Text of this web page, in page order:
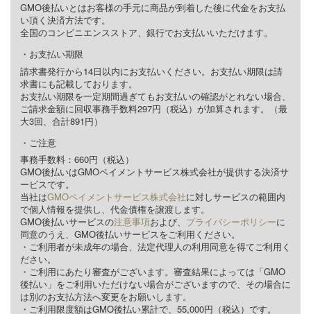
GMO後払いとはお客様の手元に商品が到着した後に代金をお支払
い頂く決済方法です。
全国のコンビニエンスストア、銀行でお支払いいただけます。
お支払い期限
請求書発行から14日以内にお支払いください。お支払い期限は請
求書にも記載しております。
お支払い期限を一定期間過ぎてもお支払いの確認がとれない場合、
ご請求金額に回収事務手数料297円（税込）が加算されます。（最
大3回、合計891円）
ご注意
事務手数料：660円（税込）
GMO後払いはGMOペイメントサービス株式会社が提供する決済サ
ービスです。
当社はGMOペイメントサービス株式会社に対しサービスの範囲内
で個人情報を提供し、代金債権を譲渡します。
GMO後払いサービスの注意事項および、 プライバシーポリシーに
同意のうえ、GMO後払いサービスをご利用ください。
・ご利用者が未成年の場合、法定代理人の利用同意を得てご利用く
ださい。
・ご利用にあたり審査がございます。審査結果によっては「GMO
後払い」をご利用いただけない場合がございますので、その場合に
は別のお支払方法へ変更をお願いします。
・ご利用限度額はGMO後払い累計で、55,000円（税込）です。